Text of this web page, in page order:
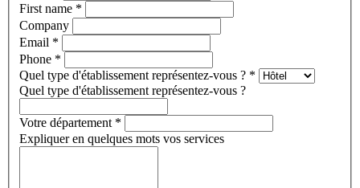
First name *
Company
Email *
Phone *
Quel type d'établissement représentez-vous ? *
Quel type d'établissement représentez-vous ?
Votre département *
Expliquer en quelques mots vos services